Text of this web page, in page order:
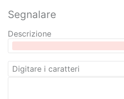
Segnalare
Descrizione